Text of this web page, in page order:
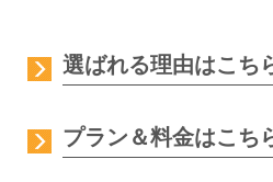
選ばれる理由はこち
プラン＆料金はこち